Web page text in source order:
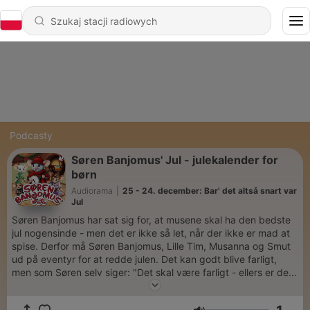
Podcasty
Søren Banjomus' Jul - julekalender for
børn
Audiorama
25 - 24. december: Bar' det altså snart var
Jul
Søren Banjomus har sat sig for, at musene skal ha den bedste
jul nogensinde - men det er ikke så let, når der ikke er mad at
spise. Derfor må Søren Banjomus, Lille Tim, Musanna og Smut
ud på eventyr for at redde julen. Det kan godt blive farligt,
men som Søren selv siger: "Det skal være farligt - ellers er det